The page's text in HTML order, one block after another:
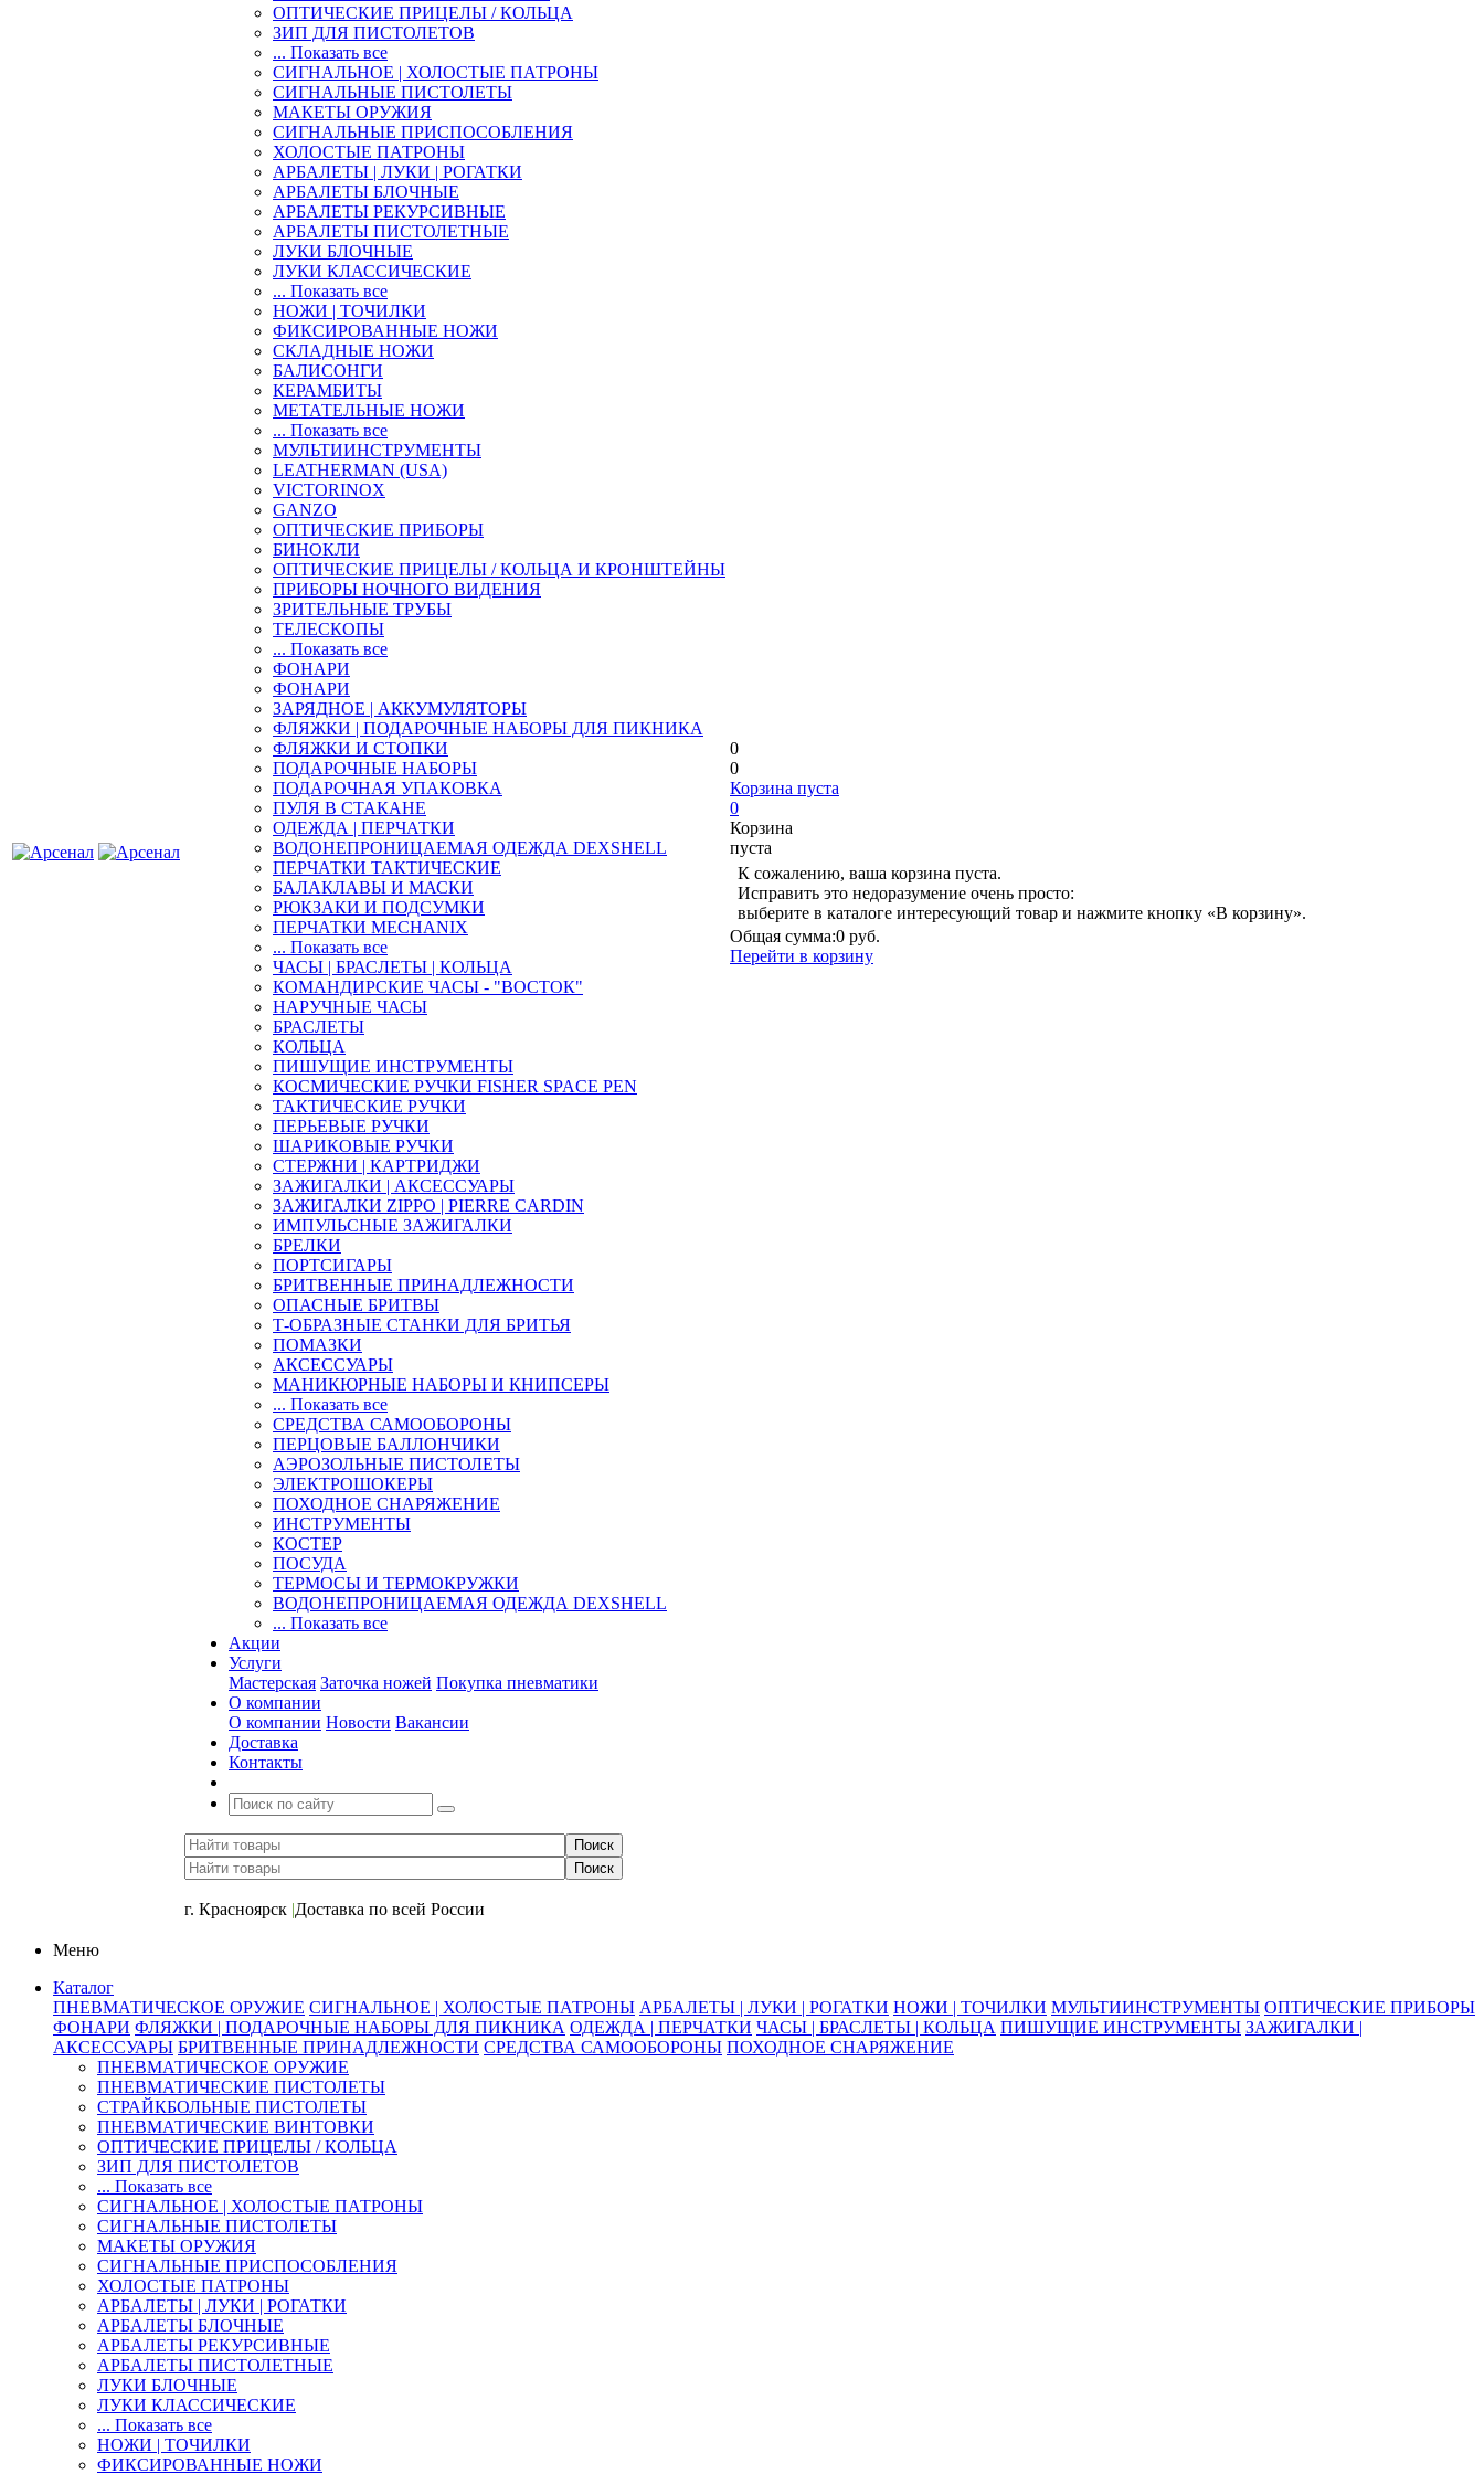
ОПТИЧЕСКИЕ ПРИЦЕЛЫ / КОЛЬЦА
ЗИП ДЛЯ ПИСТОЛЕТОВ
... Показать все
СИГНАЛЬНОЕ | ХОЛОСТЫЕ ПАТРОНЫ
СИГНАЛЬНЫЕ ПИСТОЛЕТЫ
МАКЕТЫ ОРУЖИЯ
СИГНАЛЬНЫЕ ПРИСПОСОБЛЕНИЯ
ХОЛОСТЫЕ ПАТРОНЫ
АРБАЛЕТЫ | ЛУКИ | РОГАТКИ
АРБАЛЕТЫ БЛОЧНЫЕ
АРБАЛЕТЫ РЕКУРСИВНЫЕ
АРБАЛЕТЫ ПИСТОЛЕТНЫЕ
ЛУКИ БЛОЧНЫЕ
ЛУКИ КЛАССИЧЕСКИЕ
... Показать все
НОЖИ | ТОЧИЛКИ
ФИКСИРОВАННЫЕ НОЖИ
СКЛАДНЫЕ НОЖИ
БАЛИСОНГИ
КЕРАМБИТЫ
МЕТАТЕЛЬНЫЕ НОЖИ
... Показать все
МУЛЬТИИНСТРУМЕНТЫ
LEATHERMAN (USA)
VICTORINOX
GANZO
ОПТИЧЕСКИЕ ПРИБОРЫ
БИНОКЛИ
ОПТИЧЕСКИЕ ПРИЦЕЛЫ / КОЛЬЦА И КРОНШТЕЙНЫ
ПРИБОРЫ НОЧНОГО ВИДЕНИЯ
ЗРИТЕЛЬНЫЕ ТРУБЫ
ТЕЛЕСКОПЫ
... Показать все
ФОНАРИ
ФОНАРИ
ЗАРЯДНОЕ | АККУМУЛЯТОРЫ
ФЛЯЖКИ | ПОДАРОЧНЫЕ НАБОРЫ ДЛЯ ПИКНИКА
ФЛЯЖКИ И СТОПКИ
ПОДАРОЧНЫЕ НАБОРЫ
ПОДАРОЧНАЯ УПАКОВКА
ПУЛЯ В СТАКАНЕ
ОДЕЖДА | ПЕРЧАТКИ
ВОДОНЕПРОНИЦАЕМАЯ ОДЕЖДА DEXSHELL
ПЕРЧАТКИ ТАКТИЧЕСКИЕ
БАЛАКЛАВЫ И МАСКИ
РЮКЗАКИ И ПОДСУМКИ
ПЕРЧАТКИ MECHANIX
... Показать все
ЧАСЫ | БРАСЛЕТЫ | КОЛЬЦА
КОМАНДИРСКИЕ ЧАСЫ - "ВОСТОК"
НАРУЧНЫЕ ЧАСЫ
БРАСЛЕТЫ
КОЛЬЦА
ПИШУЩИЕ ИНСТРУМЕНТЫ
КОСМИЧЕСКИЕ РУЧКИ FISHER SPACE PEN
ТАКТИЧЕСКИЕ РУЧКИ
ПЕРЬЕВЫЕ РУЧКИ
ШАРИКОВЫЕ РУЧКИ
СТЕРЖНИ | КАРТРИДЖИ
ЗАЖИГАЛКИ | АКСЕССУАРЫ
ЗАЖИГАЛКИ ZIPPO | PIERRE CARDIN
ИМПУЛЬСНЫЕ ЗАЖИГАЛКИ
БРЕЛКИ
ПОРТСИГАРЫ
БРИТВЕННЫЕ ПРИНАДЛЕЖНОСТИ
ОПАСНЫЕ БРИТВЫ
Т-ОБРАЗНЫЕ СТАНКИ ДЛЯ БРИТЬЯ
ПОМАЗКИ
АКСЕССУАРЫ
МАНИКЮРНЫЕ НАБОРЫ И КНИПСЕРЫ
... Показать все
СРЕДСТВА САМООБОРОНЫ
ПЕРЦОВЫЕ БАЛЛОНЧИКИ
АЭРОЗОЛЬНЫЕ ПИСТОЛЕТЫ
ЭЛЕКТРОШОКЕРЫ
ПОХОДНОЕ СНАРЯЖЕНИЕ
ИНСТРУМЕНТЫ
КОСТЕР
ПОСУДА
ТЕРМОСЫ И ТЕРМОКРУЖКИ
ВОДОНЕПРОНИЦАЕМАЯ ОДЕЖДА DEXSHELL
... Показать все
Акции
Услуги
Мастерская Заточка ножей Покупка пневматики
О компании
О компании Новости Вакансии
Доставка
Контакты
г. Красноярск |Доставка по всей России
0
0
Корзина пуста
0
Корзина
пуста
К сожалению, ваша корзина пуста.
Исправить это недоразумение очень просто:
выберите в каталоге интересующий товар и нажмите кнопку «В корзину».
Общая сумма:0 руб.
Перейти в корзину
Меню
Каталог
ПНЕВМАТИЧЕСКОЕ ОРУЖИЕ СИГНАЛЬНОЕ | ХОЛОСТЫЕ ПАТРОНЫ АРБАЛЕТЫ | ЛУКИ | РОГАТКИ НОЖИ | ТОЧИЛКИ МУЛЬТИИНСТРУМЕНТЫ ОПТИЧЕСКИЕ ПРИБОРЫ
ФОНАРИ ФЛЯЖКИ | ПОДАРОЧНЫЕ НАБОРЫ ДЛЯ ПИКНИКА ОДЕЖДА | ПЕРЧАТКИ ЧАСЫ | БРАСЛЕТЫ | КОЛЬЦА ПИШУЩИЕ ИНСТРУМЕНТЫ ЗАЖИГАЛКИ |
АКСЕССУАРЫ БРИТВЕННЫЕ ПРИНАДЛЕЖНОСТИ СРЕДСТВА САМООБОРОНЫ ПОХОДНОЕ СНАРЯЖЕНИЕ
ПНЕВМАТИЧЕСКОЕ ОРУЖИЕ
ПНЕВМАТИЧЕСКИЕ ПИСТОЛЕТЫ
СТРАЙКБОЛЬНЫЕ ПИСТОЛЕТЫ
ПНЕВМАТИЧЕСКИЕ ВИНТОВКИ
ОПТИЧЕСКИЕ ПРИЦЕЛЫ / КОЛЬЦА
ЗИП ДЛЯ ПИСТОЛЕТОВ
... Показать все
СИГНАЛЬНОЕ | ХОЛОСТЫЕ ПАТРОНЫ
СИГНАЛЬНЫЕ ПИСТОЛЕТЫ
МАКЕТЫ ОРУЖИЯ
СИГНАЛЬНЫЕ ПРИСПОСОБЛЕНИЯ
ХОЛОСТЫЕ ПАТРОНЫ
АРБАЛЕТЫ | ЛУКИ | РОГАТКИ
АРБАЛЕТЫ БЛОЧНЫЕ
АРБАЛЕТЫ РЕКУРСИВНЫЕ
АРБАЛЕТЫ ПИСТОЛЕТНЫЕ
ЛУКИ БЛОЧНЫЕ
ЛУКИ КЛАССИЧЕСКИЕ
... Показать все
НОЖИ | ТОЧИЛКИ
ФИКСИРОВАННЫЕ НОЖИ